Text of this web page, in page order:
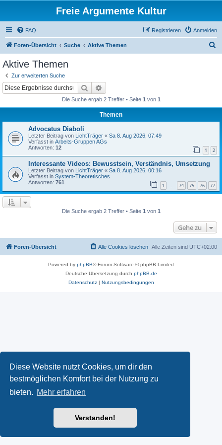
Diese Website nutzt Cookies, um dir den
bestmöglichen Komfort bei der Nutzung zu
bieten. Mehr erfahren
Verstanden!
Freie Argumente Kultur
FAQ Anmelden
Registrieren
Foren-Übersicht Suche Aktive Themen
Aktive Themen
Zur erweiterten Suche
Suche
Die Suche ergab 2 Treffer • Seite 1 von 1
Themen
Advocatus Diaboli
Letzter Beitrag von LichtTräger « Sa 8. Aug 2026, 07:49
Verfasst in Arbeits-Gruppen AGs
Antworten: 12 1 2
Interessante Videos: Bewusstsein, Verständnis, Umsetzung
Letzter Beitrag von LichtTräger « Sa 8. Aug 2026, 00:16
Verfasst in System-Theoretisches
Antworten: 761 1 … 74 75 76 77
Die Suche ergab 2 Treffer • Seite 1 von 1
Gehe zu
Foren-Übersicht Alle Zeiten sind UTC+02:00
Alle Cookies löschen
Powered by phpBB® Forum Software © phpBB Limited
Deutsche Übersetzung durch phpBB.de
Datenschutz| Nutzungsbedingungen